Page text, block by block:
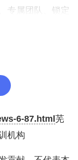
专属团队、锁定
九中学占地面积
2000余人，教师
高级职称的教
，多人进行在
6-87.html 芜
机构